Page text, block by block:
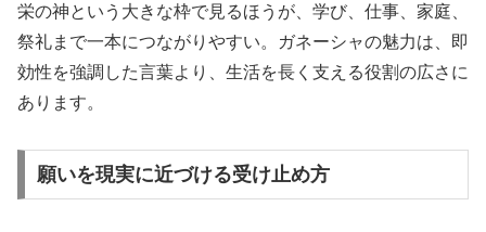
栄の神という大きな枠で見るほうが、学び、仕事、家庭、
祭礼まで一本につながりやすい。ガネーシャの魅力は、即
効性を強調した言葉より、生活を長く支える役割の広さに
あります。
願いを現実に近づける受け止め方